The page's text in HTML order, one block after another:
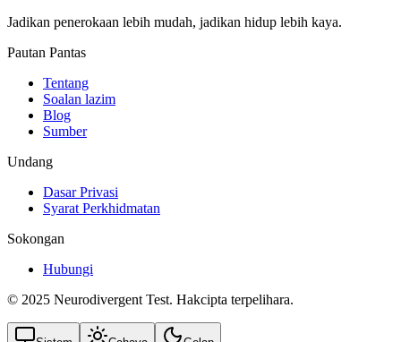
Jadikan penerokaan lebih mudah, jadikan hidup lebih kaya.
Pautan Pantas
Tentang
Soalan lazim
Blog
Sumber
Undang
Dasar Privasi
Syarat Perkhidmatan
Sokongan
Hubungi
© 2025 Neurodivergent Test. Hakcipta terpelihara.